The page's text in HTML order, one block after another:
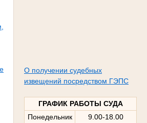
О получении судебных
извещений посредством ГЭПС
ГРАФИК РАБОТЫ СУДА
Понедельник
9.00-18.00